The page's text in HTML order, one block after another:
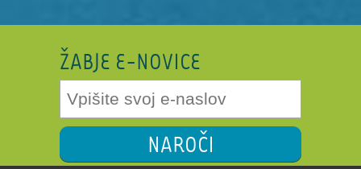
ŽABJE E-NOVICE
NAROČI